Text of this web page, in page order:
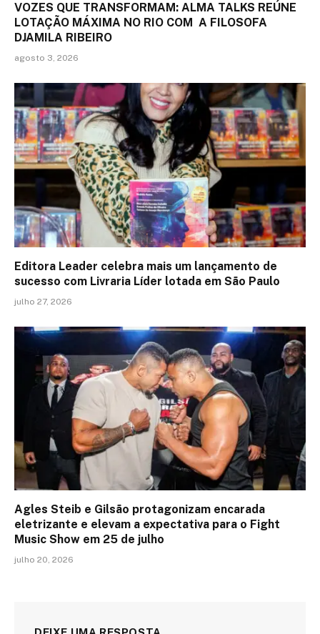
VOZES QUE TRANSFORMAM: ALMA TALKS REÚNE
LOTAÇÃO MÁXIMA NO RIO COM A FILOSOFA
DJAMILA RIBEIRO
agosto 3, 2026
Editora Leader celebra mais um lançamento de
sucesso com Livraria Líder lotada em São Paulo
julho 27, 2026
Agles Steib e Gilsão protagonizam encarada
eletrizante e elevam a expectativa para o Fight
Music Show em 25 de julho
julho 20, 2026